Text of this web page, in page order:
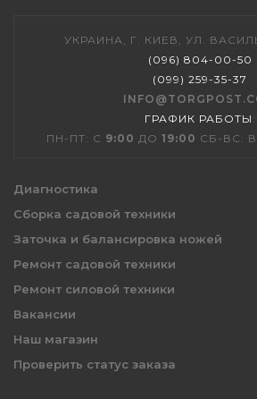
УКРАИНА, Г. КИЕВ, УЛ.
(096) 804-00-50
(099) 259-35-37
ГРАФИК РАБОТЫ :
ПН-ПТ: С 9:00 ДО 19:00 СБ-ВС:
Диагностика
Сборка садовой техники
Заточка и балансировка ножей
Ремонт садовой техники
Ремонт силовой техники
Вакансии
Наш магазин
Проверить статус заказа